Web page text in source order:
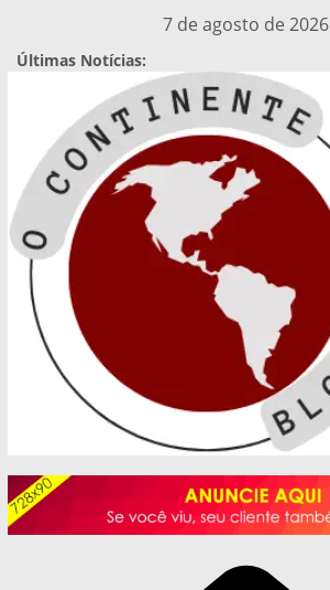
para
7 de agosto de 2026
Últimas Notícias: